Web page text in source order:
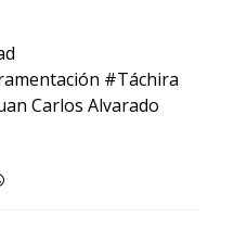
#Táchira
Carlos Alvarado